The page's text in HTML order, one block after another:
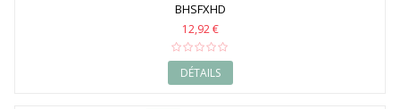
BHSFXHD
12,92 €
DÉTAILS